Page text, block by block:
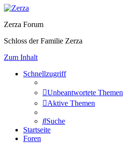
Zerza Forum
Schloss der Familie Zerza
Zum Inhalt
Schnellzugriff
Unbeantwortete Themen
Aktive Themen
Suche
Startseite
Foren